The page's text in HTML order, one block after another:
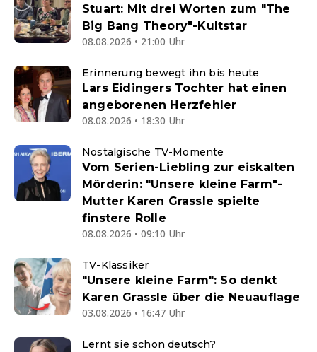
Stuart: Mit drei Worten zum "The
Big Bang Theory"-Kultstar
08.08.2026 • 21:00 Uhr
Erinnerung bewegt ihn bis heute
Lars Eidingers Tochter hat einen
angeborenen Herzfehler
08.08.2026 • 18:30 Uhr
Nostalgische TV-Momente
Vom Serien-Liebling zur eiskalten
Mörderin: "Unsere kleine Farm"-
Mutter Karen Grassle spielte
finstere Rolle
08.08.2026 • 09:10 Uhr
TV-Klassiker
"Unsere kleine Farm": So denkt
Karen Grassle über die Neuauflage
03.08.2026 • 16:47 Uhr
Lernt sie schon deutsch?